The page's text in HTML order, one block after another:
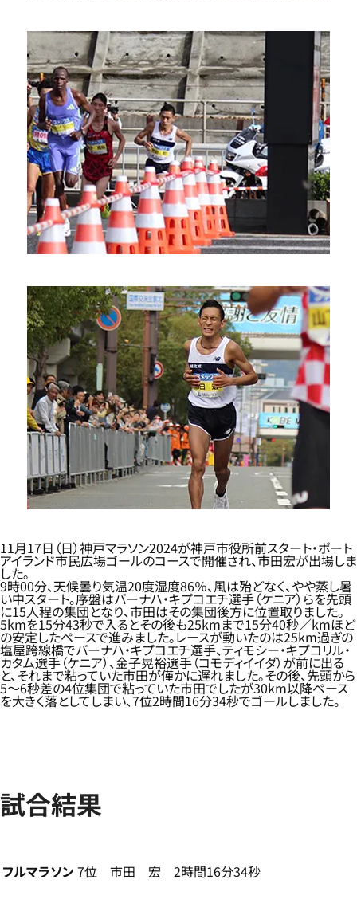
11月17日（日）神戸マラソン2024が神戸市役所前スタート・ポート
アイランド市民広場ゴールのコースで開催され、市田宏が出場しま
した。
9時00分、天候曇り気温20度湿度86％、風は殆どなく、やや蒸し暑
い中スタート。序盤はバーナハ・キプコエチ選手（ケニア）らを先頭
に15人程の集団となり、市田はその集団後方に位置取りました。
5kmを15分43秒で入るとその後も25kmまで15分40秒／kmほど
の安定したペースで進みました。レースが動いたのは25km過ぎの
塩屋跨線橋でバーナハ・キプコエチ選手、ティモシー・キプコリル・
カタム選手（ケニア）、金子晃裕選手（コモディイイダ）が前に出る
と、それまで粘っていた市田が僅かに遅れました。その後、先頭から
5～6秒差の4位集団で粘っていた市田でしたが30km以降ペース
を大きく落としてしまい、7位2時間16分34秒でゴールしました。
試合結果
フルマラソン 7位 市田 宏 2時間16分34秒